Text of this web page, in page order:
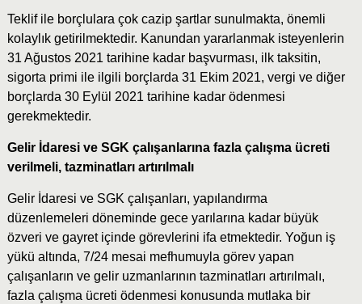
Teklif ile borçlulara çok cazip şartlar sunulmakta, önemli
kolaylık getirilmektedir. Kanundan yararlanmak isteyenlerin
31 Ağustos 2021 tarihine kadar başvurması, ilk taksitin,
sigorta primi ile ilgili borçlarda 31 Ekim 2021, vergi ve diğer
borçlarda 30 Eylül 2021 tarihine kadar ödenmesi
gerekmektedir.
Gelir İdaresi ve SGK çalışanlarına fazla çalışma ücreti
verilmeli, tazminatları artırılmalı
Gelir İdaresi ve SGK çalışanları, yapılandırma
düzenlemeleri döneminde gece yarılarına kadar büyük
özveri ve gayret içinde görevlerini ifa etmektedir. Yoğun iş
yükü altında, 7/24 mesai mefhumuyla görev yapan
çalışanların ve gelir uzmanlarının tazminatları artırılmalı,
fazla çalışma ücreti ödenmesi konusunda mutlaka bir